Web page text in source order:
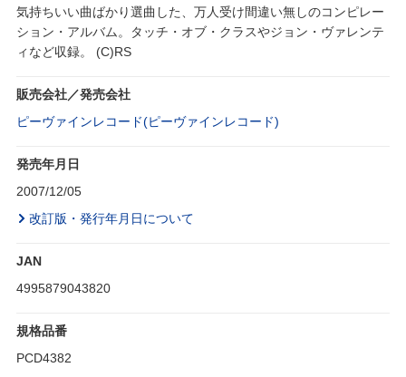
気持ちいい曲ばかり選曲した、万人受け間違い無しのコンピレー
ション・アルバム。タッチ・オブ・クラスやジョン・ヴァレンテ
ィなど収録。 (C)RS
販売会社／発売会社
ピーヴァインレコード(ピーヴァインレコード)
発売年月日
2007/12/05
改訂版・発行年月日について
JAN
4995879043820
規格品番
PCD4382